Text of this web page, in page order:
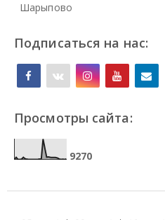
Шарыпово
Подписаться на нас:
Просмотры сайта:
9270